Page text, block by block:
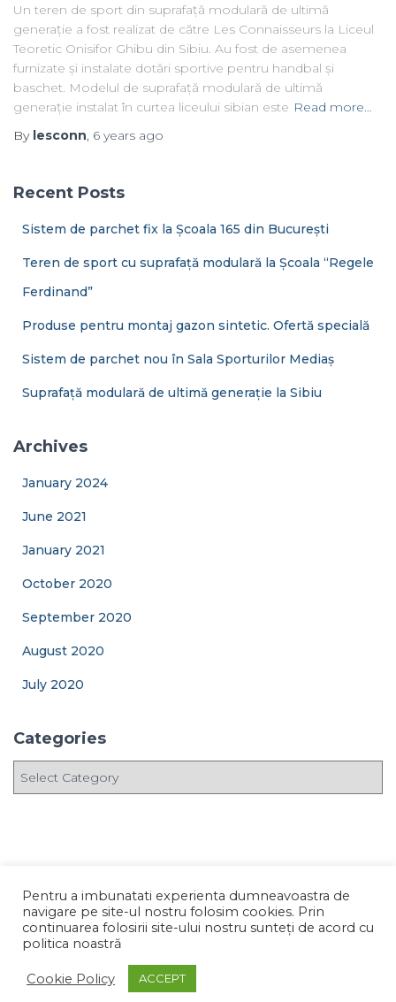
Un teren de sport din suprafață modulară de ultimă
generație a fost realizat de către Les Connaisseurs la Liceul
Teoretic Onisifor Ghibu din Sibiu. Au fost de asemenea
furnizate și instalate dotări sportive pentru handbal și
baschet. Modelul de suprafață modulară de ultimă
generație instalat în curtea liceului sibian este Read more…
By lesconn, 6 years ago
Recent Posts
Sistem de parchet fix la Școala 165 din București
Teren de sport cu suprafață modulară la Școala “Regele
Ferdinand”
Produse pentru montaj gazon sintetic. Ofertă specială
Sistem de parchet nou în Sala Sporturilor Mediaș
Suprafață modulară de ultimă generație la Sibiu
Archives
January 2024
June 2021
January 2021
October 2020
September 2020
August 2020
July 2020
Categories
PRIVACY POLICY PROTECȚIA DATELOR
Hestia | Developed by
Pentru a imbunatati experienta dumneavoastra de
navigare pe site-ul nostru folosim cookies. Prin
continuarea folosirii site-ului nostru sunteți de acord cu
politica noastră
Cookie Policy ACCEPT